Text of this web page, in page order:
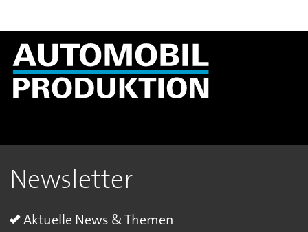
Newsletter
Aktuelle News & Themen